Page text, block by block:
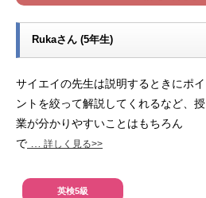
Rukaさん (5年生)
サイエイの先生は説明するときにポイ
ントを絞って解説してくれるなど、授
業が分かりやすいことはもちろん
で
詳しく見る>>
英検5級